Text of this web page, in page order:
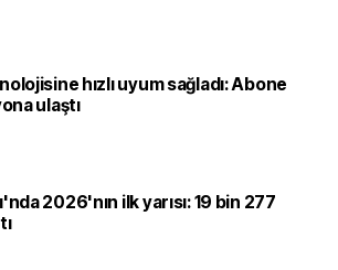
hızlı uyum sağladı: Abone
ulaştı
2026'nın ilk yarısı: 19 bin 277